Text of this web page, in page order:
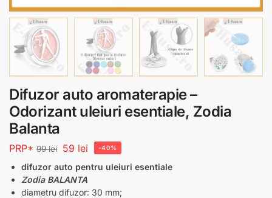
Difuzor auto aromaterapie –
Odorizant uleiuri esentiale, Zodia
Balanta
PRP* 99lei 59 lei -40%
difuzor auto pentru uleiuri esentiale
Zodia BALANTA
diametru difuzor: 30 mm;